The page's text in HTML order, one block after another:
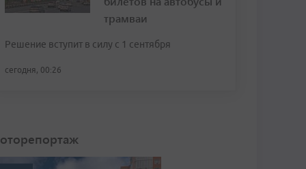
трамваи
Решение вступит в силу с 1 сентября
сегодня, 00:26